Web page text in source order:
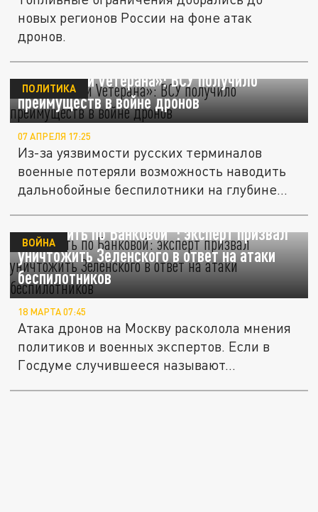
новых регионов России на фоне атак
дронов.
ТК «Zаписки Vетерана»: ВСУ получило
преимуществ в войне дронов
ПОЛИТИКА
07 АПРЕЛЯ 17:25
Из-за уязвимости русских терминалов
военные потеряли возможность наводить
дальнобойные беспилотники на глубине...
"Пора бить по Банковой": эксперт призвал
уничтожить Зеленского в ответ на атаки
беспилотников
ВОЙНА
18 МАРТА 07:45
Атака дронов на Москву расколола мнения
политиков и военных экспертов. Если в
Госдуме случившееся называют...